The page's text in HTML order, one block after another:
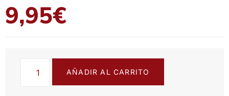
9,95€
AÑADIR AL CARRITO